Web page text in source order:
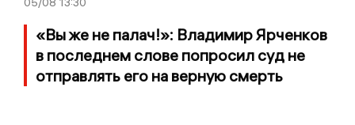
«Вы же не палач!»: Владимир Ярченков
в последнем слове попросил суд не
отправлять его на верную смерть